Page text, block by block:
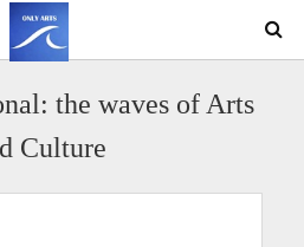
the waves of Arts
Culture